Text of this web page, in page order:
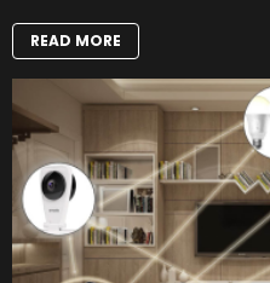
READ MORE